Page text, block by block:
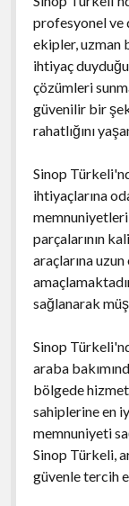
profesyonel ve
ekipler, uzman
ihtiyaç
çözümleri
güvenilir bir
rahatlığını
Sinop
ihtiyaçlarına
parçalarının
araçlarına
sağlanarak
Sinop
araba
bölgede
sahiplerine en
memnuniyeti
Sinop Türkeli,
güvenle tercih